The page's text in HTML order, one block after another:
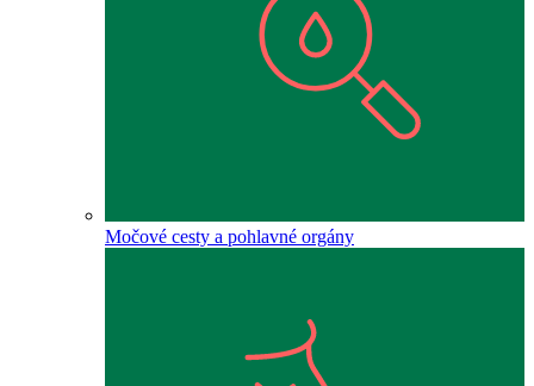
Močové cesty a pohlavné orgány